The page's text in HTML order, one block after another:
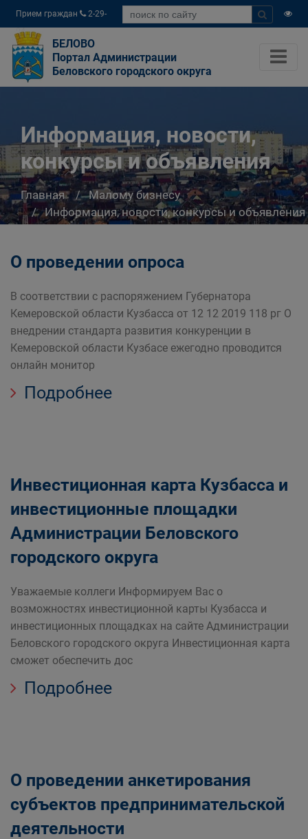
Прием граждан
2-29-
04
БЕЛОВО
Портал Администрации
Беловского городского округа
Информация, новости,
конкурсы и объявления
Главная
Малому бизнесу
Информация, новости, конкурсы и объявления
О проведении опроса
В соответствии с распоряжением Губернатора
Кемеровской области Кузбасса от 12 12 2019 118 рг О
внедрении стандарта развития конкуренции в
Кемеровской области Кузбасе ежегодно проводится
онлайн монитор
Подробнее
Инвестиционная карта Кузбасса и
инвестиционные площадки
Администрации Беловского
городского округа
Уважаемые коллеги Информируем Вас о
возможностях инвестиционной карты Кузбасса и
инвестиционных площадках на сайте Администрации
Беловского городского округа Инвестиционная карта
сможет обеспечить дос
Подробнее
О проведении анкетирования
субъектов предпринимательской
деятельности